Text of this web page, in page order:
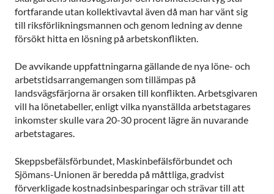
fortfarande utan kollektivavtal även då man har vänt sig
till riksförlikningsmannen och genom ledning av denne
försökt hitta en lösning på arbetskonflikten.
De avvikande uppfattningarna gällande de nya löne- och
arbetstidsarrangemangen som tillämpas på
landsvägsfärjorna är orsaken till konflikten. Arbetsgivaren
vill ha lönetabeller, enligt vilka nyanställda arbetstagares
inkomster skulle vara 20-30 procent lägre än nuvarande
arbetstagares.
Skeppsbefälsförbundet, Maskinbefälsförbundet och
Sjömans-Unionen är beredda på måttliga, gradvist
förverkligade kostnadsinbesparingar och strävar till att